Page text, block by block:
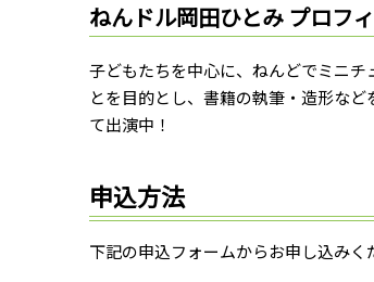
ねんドル岡田ひとみ プロフ
子どもたちを中心に、ねんどでミニ
とを目的とし、書籍の執筆・造形な
て出演中！
申込方法
下記の申込フォームからお申し込みく